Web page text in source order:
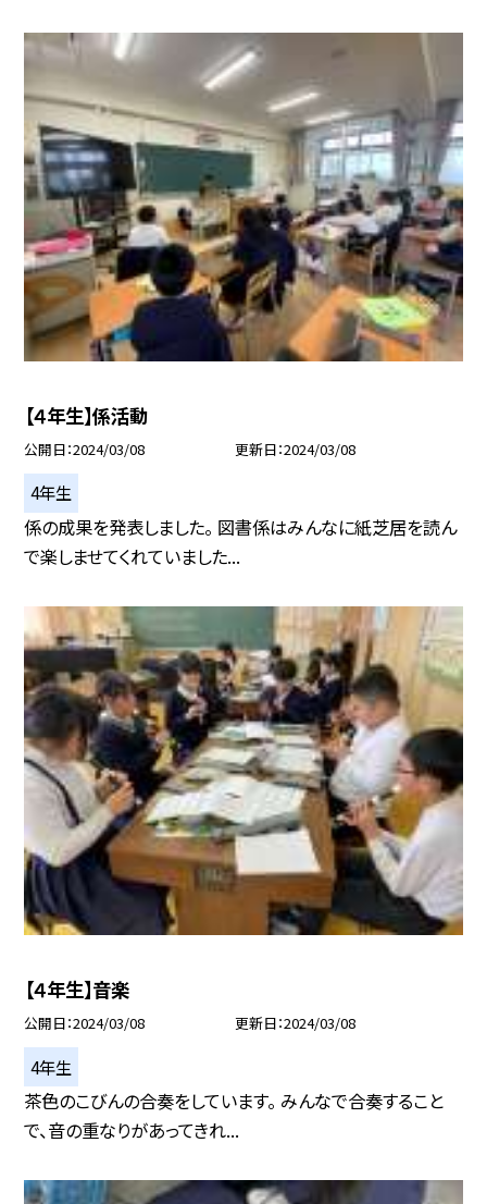
【４年生】係活動
公開日 2024/03/08 更新日 2024/03/08
4年生
係の成果を発表しました。 図書係はみんなに紙芝居を読ん
で楽しませてくれていました...
【４年生】音楽
公開日 2024/03/08 更新日 2024/03/08
4年生
茶色のこびんの合奏をしています。 みんなで合奏すること
で、音の重なりがあってきれ...